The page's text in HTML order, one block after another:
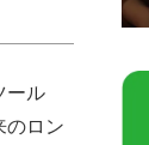
ール
のロン